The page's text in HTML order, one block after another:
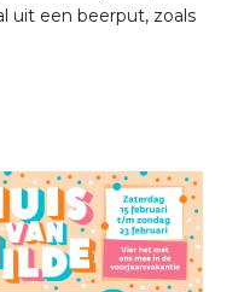
uit een beerput, zoals